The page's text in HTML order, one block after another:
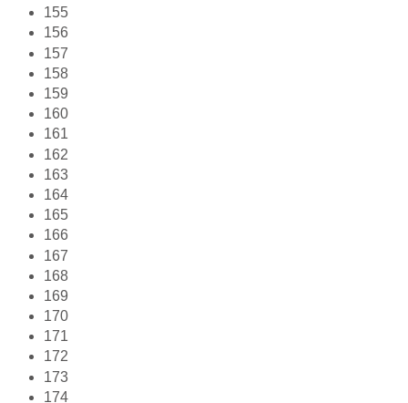
155
156
157
158
159
160
161
162
163
164
165
166
167
168
169
170
171
172
173
174